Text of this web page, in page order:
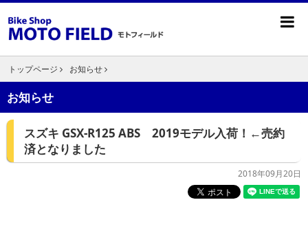
トップページ お知らせ
お知らせ
スズキ GSX-R125 ABS 2019モデル入荷！←売約
済となりました
2018年09月20日